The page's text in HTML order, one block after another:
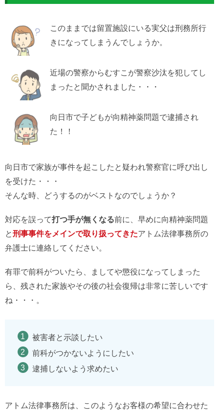
このままでは留置施設にいる実父は刑務所行
きになってしまうんでしょうか。
近場の警察からむすこが警察沙汰を犯してし
まったと聞かされました・・・
向日市で子どもが向精神薬問題で逮捕され
た！！
向日市で家族が事件を起こしたと疑われ警察官に呼び出し
を受けた・・・
そんな時、どうするのがベストなのでしょうか？
対応を誤って打つ手が無くなる前に、早めに向精神薬問題
と刑事事件をメインで取り扱ってきたアトム法律事務所の
弁護士に連絡してください。
有罪で前科がついたら、ましてや懲役になってしまった
ら、残された家族やその後の社会復帰は非常に苦しいです
ね・・・。
被害者と示談したい
前科がつかないようにしたい
逮捕しないよう求めたい
アトム法律事務所は、このようなお客様の希望に合わせた